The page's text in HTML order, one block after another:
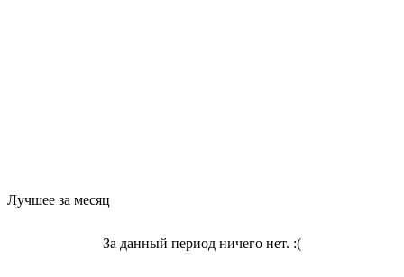
Лучшее за месяц
За данный период ничего нет. :(